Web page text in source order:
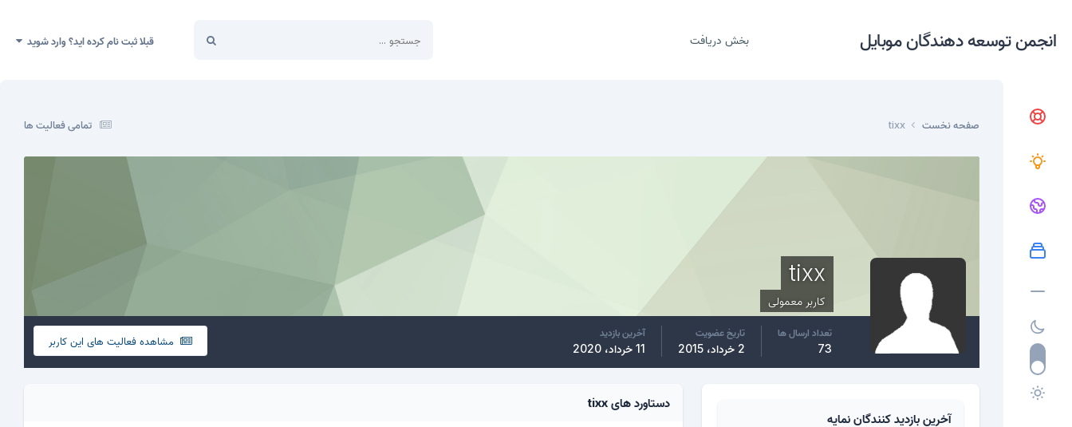
انجمن توسعه دهندگان موبایل بخش دریافت قبلا ثبت نام کرده اید؟ وارد شوید
تمامی فعالیت ها صفحه نخست tixx
tixx
کاربر معمولی
مشاهده فعالیت های این کاربر
تعداد ارسال ها
73
تاریخ عضویت
2 خرداد، 2015
آخرین بازدید
11 خرداد، 2020
آخرین بازدید کنندگان نمایه
دستاورد های tixx